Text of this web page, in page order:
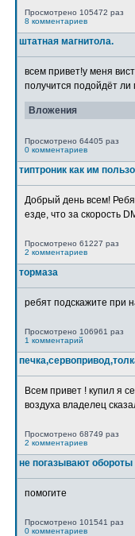
Просмотрено 105472 раз
8 комментариев
штатная магнитола.
всем привет!у меня
получится подойдёт ли
Вложения
Просмотрено 64405 раз
0 комментариев
типтроник как им
Добрый день всем!
езде, что за скорость
Просмотрено 61227 раз
2 комментариев
тормаза
ребят подскажите при
Просмотрено 106961 раз
1 комментарий
Всем привет ! купил я
воздуха владелец
Просмотрено 68749 раз
2 комментариев
не погазывают обороты
помогите
Просмотрено 101541 раз
0 комментариев